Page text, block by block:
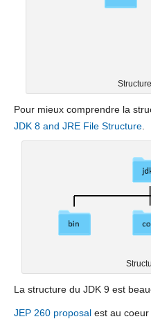
Pour mieux comprendre la
JDK 8 and JRE File Structure
La structure du JDK 9 est
JEP 260 proposal est au coeur